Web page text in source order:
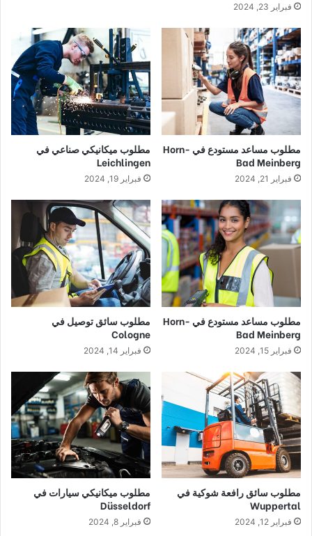
فبراير 23, 2024
مطلوب مساعد مستودع في Horn-
Bad Meinberg
فبراير 21, 2024
مطلوب ميكانيكي صناعي في
Leichlingen
فبراير 19, 2024
مطلوب مساعد مستودع في Horn-
Bad Meinberg
فبراير 15, 2024
مطلوب سائق توصيل في
Cologne
فبراير 14, 2024
مطلوب سائق رافعة شوكية في
Wuppertal
فبراير 12, 2024
مطلوب ميكانيكي سيارات في
Düsseldorf
فبراير 8, 2024